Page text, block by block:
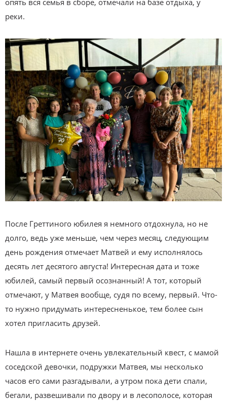
опять вся семья в сборе, отмечали на базе отдыха, у
реки.
После Греттиного юбилея я немного отдохнула, но не
долго, ведь уже меньше, чем через месяц, следующим
день рождения отмечает Матвей и ему исполнялось
десять лет десятого августа! Интересная дата и тоже
юбилей, самый первый осознанный! А тот, который
отмечают, у Матвея вообще, судя по всему, первый. Что-
то нужно придумать интересненькое, тем более сын
хотел пригласить друзей.
Нашла в интернете очень увлекательный квест, с мамой
соседской девочки, подружки Матвея, мы несколько
часов его сами разгадывали, а утром пока дети спали,
бегали, развешивали по двору и в лесополосе, которая